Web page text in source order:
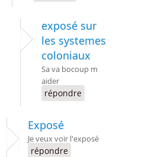
exposé sur
les systemes
coloniaux
Sa va bocoup m
aider
répondre
Exposé
Je veux voir l'exposé
répondre